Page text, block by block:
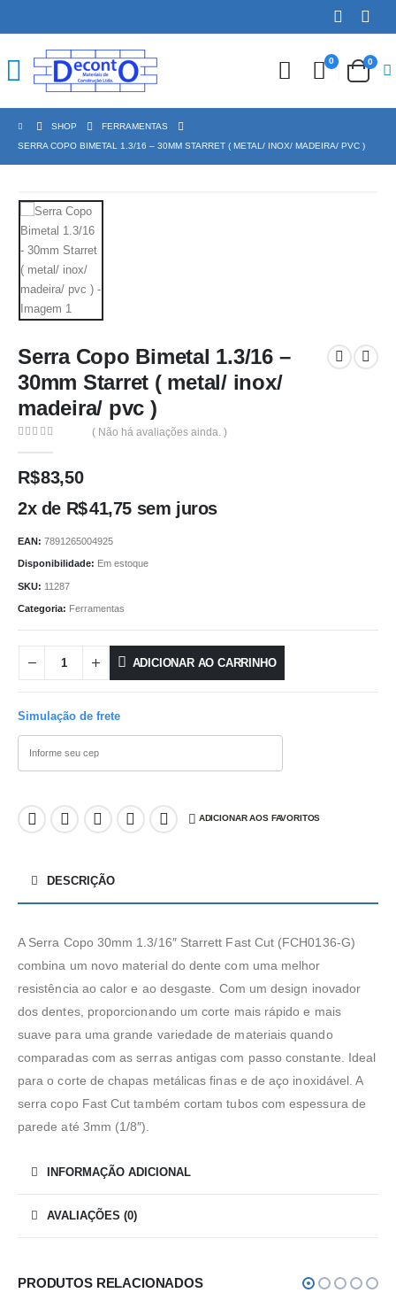
0 0
SHOP
FERRAMENTAS
SERRA COPO BIMETAL 1.3/16 – 30MM STARRET ( METAL/ INOX/ MADEIRA/ PVC )
Serra Copo Bimetal 1.3/16 –
30mm Starret ( metal/ inox/
madeira/ pvc )
( Não há avaliações ainda. )
R$83,50
2x de R$41,75 sem juros
EAN: 7891265004925
Disponibilidade: Em estoque
SKU: 11287
Categoria: Ferramentas
ADICIONAR AO CARRINHO
Simulação de frete
ADICIONAR AOS FAVORITOS
DESCRIÇÃO
A Serra Copo 30mm 1.3/16″ Starrett Fast Cut (FCH0136-G)
combina um novo material do dente com uma melhor
resistência ao calor e ao desgaste. Com um design inovador
dos dentes, proporcionando um corte mais rápido e mais
suave para uma grande variedade de materiais quando
comparadas com as serras antigas com passo constante. Ideal
para o corte de chapas metálicas finas e de aço inoxidável. A
serra copo Fast Cut também cortam tubos com espessura de
parede até 3mm (1/8″).
INFORMAÇÃO ADICIONAL
AVALIAÇÕES (0)
PRODUTOS RELACIONADOS